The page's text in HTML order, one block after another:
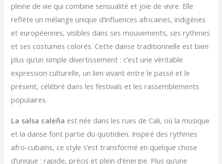
pleine de vie qui combine sensualité et joie de vivre. Elle
reflète un mélange unique d’influences africaines, indigènes
et européennes, visibles dans ses mouvements, ses rythmes
et ses costumes colorés. Cette danse traditionnelle est bien
plus qu’un simple divertissement : c’est une véritable
expression culturelle, un lien vivant entre le passé et le
présent, célébré dans les festivals et les rassemblements
populaires.
La salsa caleña est née dans les rues de Cali, où la musique
et la danse font partie du quotidien. Inspiré des rythmes
afro-cubains, ce style s’est transformé en quelque chose
d’unique : rapide, précis et plein d’énergie. Plus qu’une